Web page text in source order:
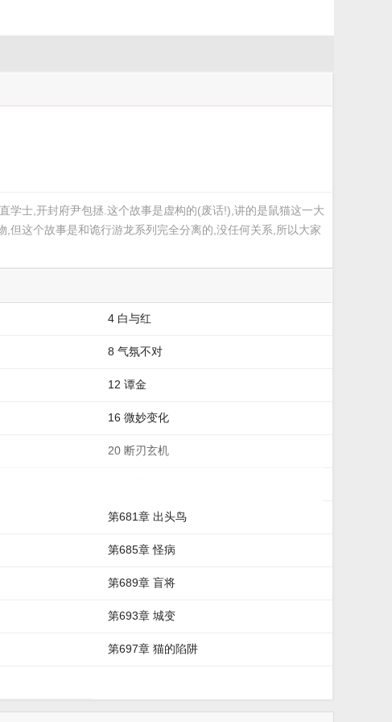
学士,开封府尹包拯.这个故事是虚构的(废话!),讲的是鼠猫这一大
但这个故事是和诡行游龙系列完全分离的,没任何关系,所以大家
4 白与红
8 气氛不对
12 谭金
16 微妙变化
20 断刃玄机
第681章 出头鸟
第685章 怪病
第689章 盲将
第693章 城变
第697章 猫的陷阱